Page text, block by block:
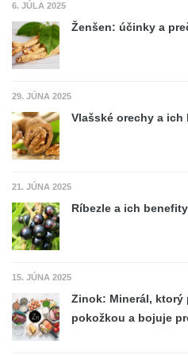
6. JÚLA 2025
Ženšen: účinky a
29. JÚNA 2025
Vlašské orechy a ich
21. JÚNA 2025
Ríbezle a ich
15. JÚNA 2025
Zinok: Minerál, ktorý
pokožkou a bojuje